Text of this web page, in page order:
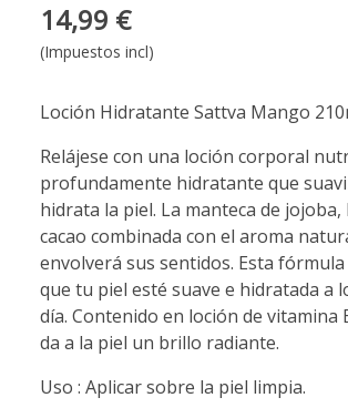
14,99 €
(Impuestos incl)
Loción Hidratante Sattva Mango
Relájese con una loción corporal
profundamente hidratante que
hidrata la piel. La manteca de
cacao combinada con el aroma
envolverá sus sentidos. Esta
que tu piel esté suave e hidratada a
día. Contenido en loción de vitamina
da a la piel un brillo radiante.
Uso : Aplicar sobre la piel limpia.